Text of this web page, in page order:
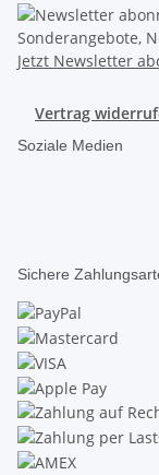
Sonderangebote,
Jetzt Newsletter
Vertrag
Soziale Medien
Sichere